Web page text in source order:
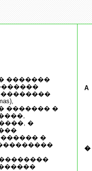
�������
������� �
�
�
A
�